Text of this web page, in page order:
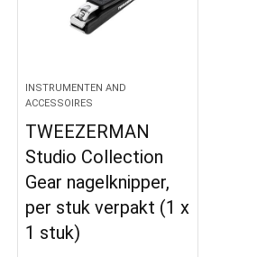
INSTRUMENTEN AND
ACCESSOIRES
TWEEZERMAN
Studio Collection
Gear nagelknipper,
per stuk verpakt (1 x
1 stuk)